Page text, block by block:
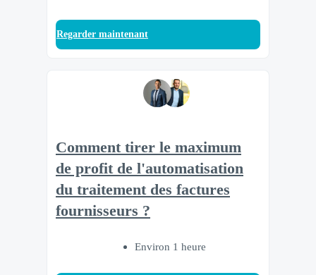
Regarder maintenant
Comment tirer le maximum
de profit de l'automatisation
du traitement des factures
fournisseurs ?
Environ 1 heure